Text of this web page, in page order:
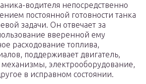
водителя непосредственно
постоянной готовности танка
задачи. Он отвечает за
вверенной ему
расходование топлива,
поддерживает двигатель,
механизмы, электрооборудование,
в исправном состоянии.